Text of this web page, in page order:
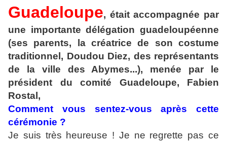
Guadeloupe, était accompagnée par
une importante délégation guadeloupéenne
(ses parents, la créatrice de son costume
traditionnel, Doudou Diez, des représentants
de la ville des Abymes...), menée par le
président du comité Guadeloupe, Fabien
Rostal,
Comment vous sentez-vous après cette
cérémonie ?
Je suis très heureuse ! Je ne regrette pas ce